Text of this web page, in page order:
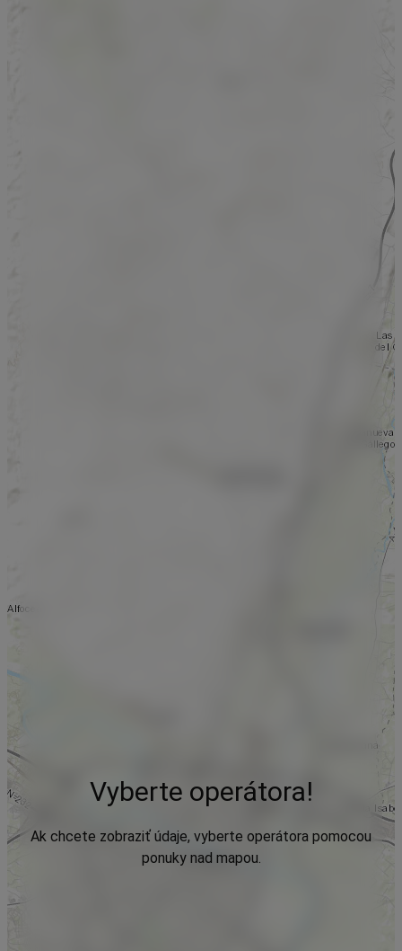
Vyberte operátora!
Ak chcete zobraziť údaje, vyberte operátora pomocou
ponuky nad mapou.